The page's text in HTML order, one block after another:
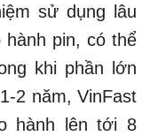
sử dụng lâu
pin, có thể
khi phần lớn
2 năm, VinFast
hành lên tới 8